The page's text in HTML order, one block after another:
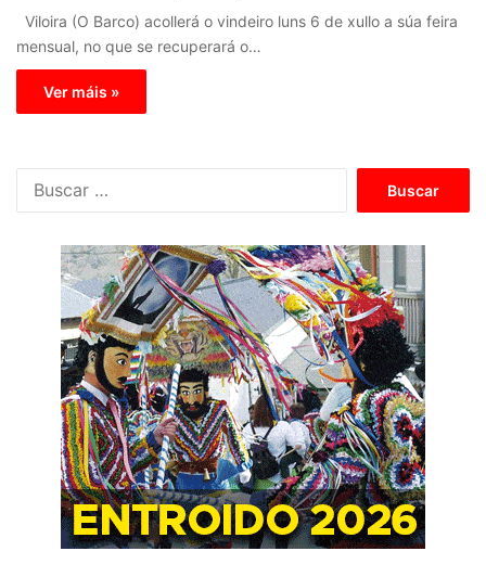
Viloira (O Barco) acollerá o vindeiro luns 6 de xullo a súa feira
mensual, no que se recuperará o…
Ver máis »
c
a
r
: